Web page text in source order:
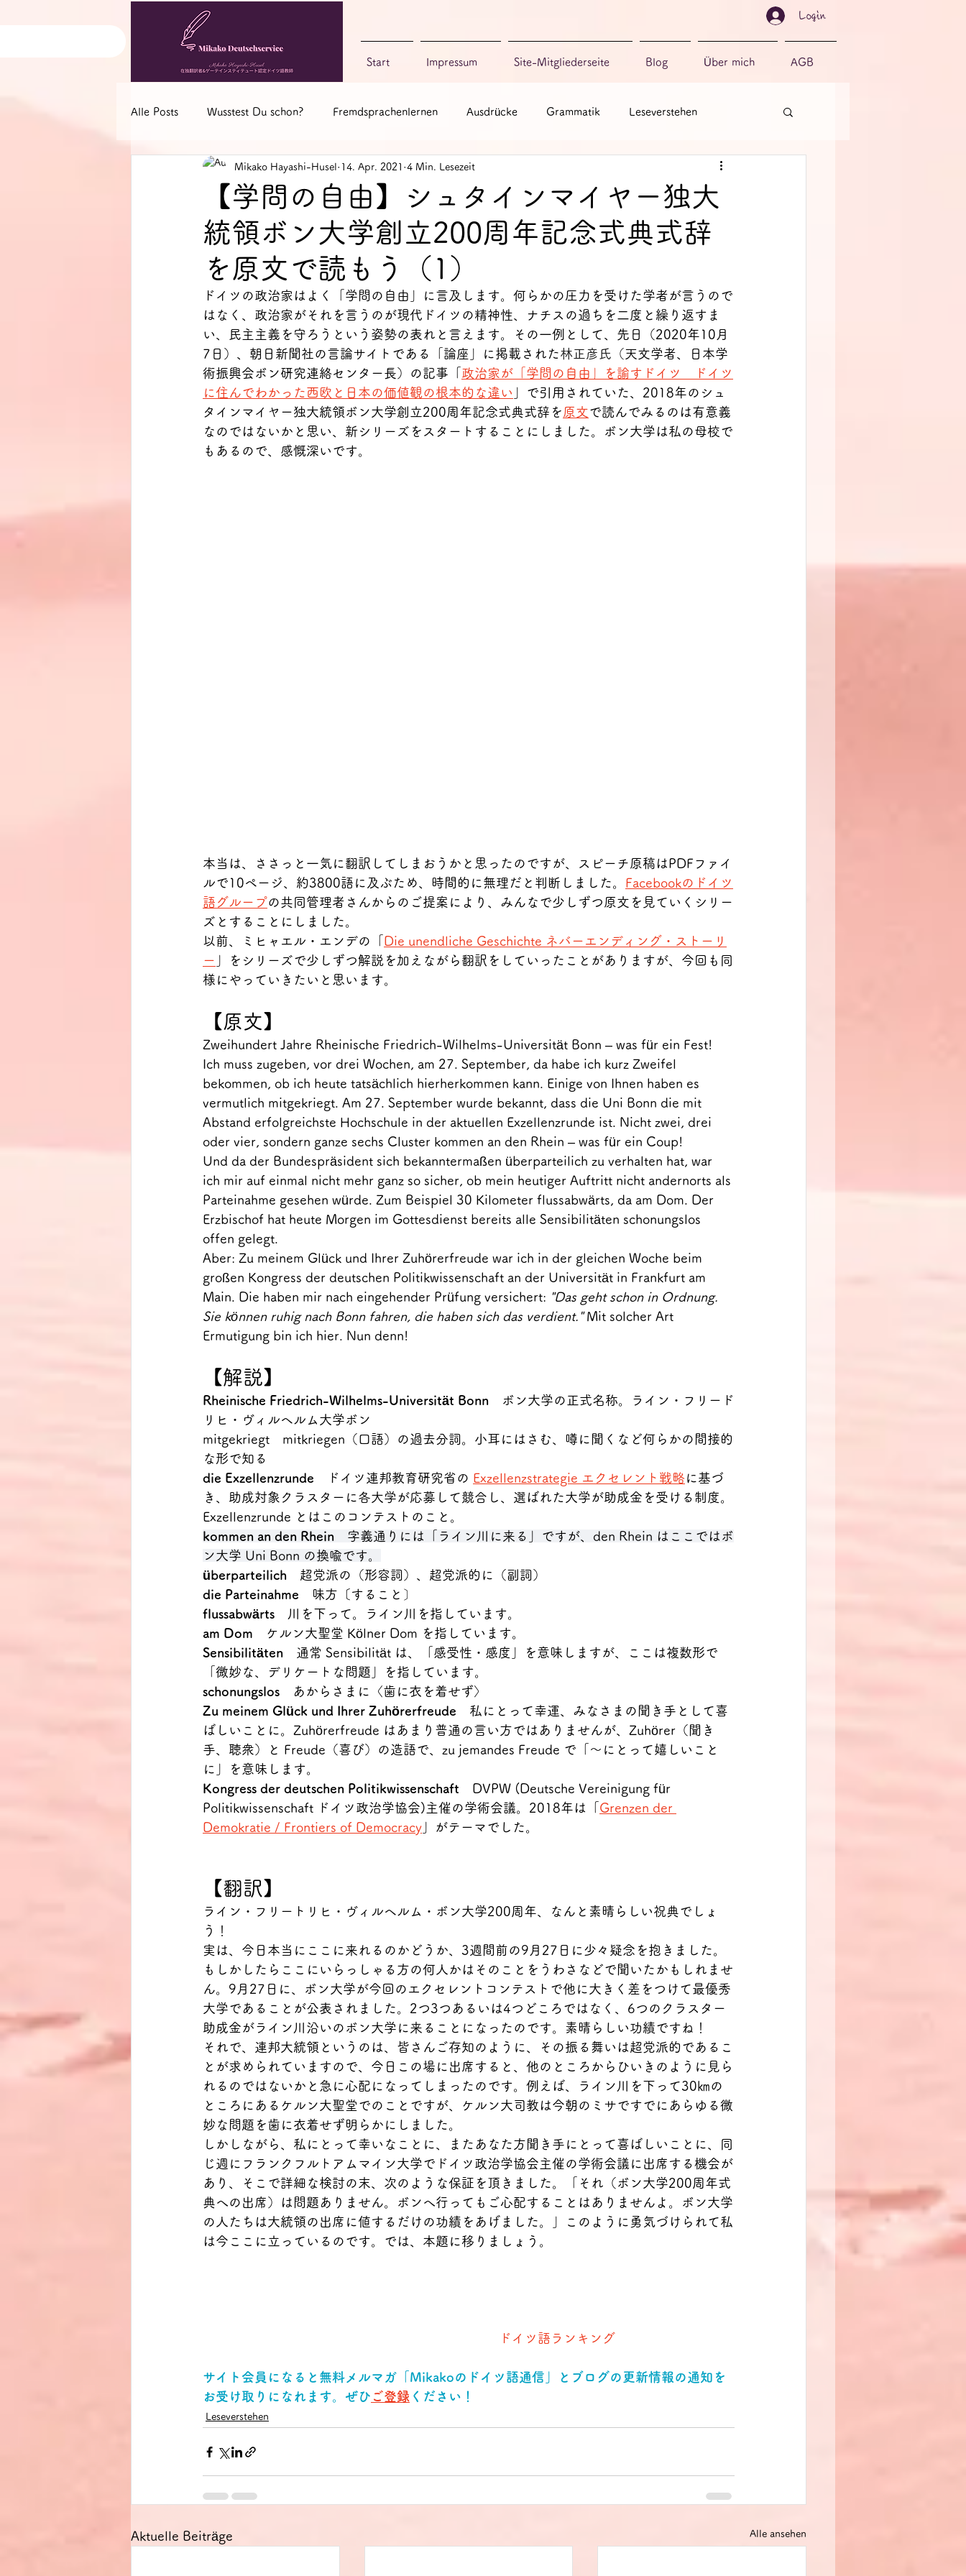
Alle Posts Wusstest Du schon? Fremdsprachenlernen Ausdrücke Grammatik Leseverstehen
Deutsch-Nachrichten Deutsch zum Singen Bücher & Blogs
【学問の自由】シュタインマイヤー独大
統領ボン大学創立200周年記念式典式辞
を原文で読もう（1）
Mikako Hayashi-Husel 14. Apr. 2021 4 Min. Lesezeit
ドイツの政治家はよく「学問の自由」に言及します。何らかの圧力を受けた学者が言うので
はなく、政治家がそれを言うのが現代ドイツの精神性、ナチスの過ちを二度と繰り返すま
い、民主主義を守ろうという姿勢の表れと言えます。その一例として、先日（2020年10月
7日）、朝日新聞社の言論サイトである「論座」に掲載された林正彦氏（天文学者、日本学
術振興会ボン研究連絡センター長）の記事「 政治家が「学問の自由」を諭すドイツ　ドイツ
に住んでわかった西欧と日本の価値観の根本的な違い
」で引用されていた、2018年のシュ
タインマイヤー独大統領ボン大学創立200周年記念式典式辞を 原文で読んでみるのは有意義
なのではないかと思い、新シリーズをスタートすることにしました。ボン大学は私の母校で
もあるので、感慨深いです。
本当は、ささっと一気に翻訳してしまおうかと思ったのですが、スピーチ原稿はPDFファイ
ルで10ページ、約3800語に及ぶため、時間的に無理だと判断しました。 Facebookのドイツ
語グループの共同管理者さんからのご提案により、みんなで少しずつ原文を見ていくシリー
ズとすることにしました。
以前、ミヒャエル・エンデの「 Die unendliche Geschichte ネバーエンディング・ストーリ
ー
」をシリーズで少しずつ解説を加えながら翻訳をしていったことがありますが、今回も同
様にやっていきたいと思います。
【原文】
Zweihundert Jahre Rheinische Friedrich-Wilhelms-Universität Bonn – was für ein Fest!
Ich muss zugeben, vor drei Wochen, am 27. September, da habe ich kurz Zweifel
bekommen, ob ich heute tatsächlich hierherkommen kann. Einige von Ihnen haben es
vermutlich mitgekriegt. Am 27. September wurde bekannt, dass die Uni Bonn die mit
Abstand erfolgreichste Hochschule in der aktuellen Exzellenzrunde ist. Nicht zwei, drei
oder vier, sondern ganze sechs Cluster kommen an den Rhein – was für ein Coup!
Und da der Bundespräsident sich bekanntermaßen überparteilich zu verhalten hat, war
ich mir auf einmal nicht mehr ganz so sicher, ob mein heutiger Auftritt nicht andernorts als
Parteinahme gesehen würde. Zum Beispiel 30 Kilometer flussabwärts, da am Dom. Der
Erzbischof hat heute Morgen im Gottesdienst bereits alle Sensibilitäten schonungslos
offen gelegt.
Aber: Zu meinem Glück und Ihrer Zuhörerfreude war ich in der gleichen Woche beim
großen Kongress der deutschen Politikwissenschaft an der Universität in Frankfurt am
Main. Die haben mir nach eingehender Prüfung versichert: "Das geht schon in Ordnung.
Sie können ruhig nach Bonn fahren, die haben sich das verdient." Mit solcher Art
Ermutigung bin ich hier. Nun denn!
【解説】
Rheinische Friedrich-Wilhelms-Universität Bonn
ボン大学の正式名称。ライン・フリード
リヒ・ヴィルヘルム大学ボン
mitgekriegt　mitkriegen（口語）の過去分詞。小耳にはさむ、噂に聞くなど何らかの間接的
な形で知る
die Exzellenzrunde
ドイツ連邦教育研究省の Exzellenzstrategie エクセレント戦略 に基づ
き、助成対象クラスターに各大学が応募して競合し、選ばれた大学が助成金を受ける制度。
Exzellenzrunde とはこのコンテストのこと。
kommen an den Rhein 字義通りには「ライン川に来る」ですが、 den Rhein はここではボ
ン大学 Uni Bonn の換喩です。
überparteilich 超党派の（形容詞）、超党派的に（副詞）
die Parteinahme 味方〔すること〕
flussabwärts
川を下って。ライン川を指しています。
am Dom ケルン大聖堂 Kölner Dom を指しています。
Sensibilitäten 通常 Sensibilität は、「感受性・感度」を意味しますが、ここは複数形で
「微妙な、デリケートな問題」を指しています。
schonungslos
あからさまに〈歯に衣を着せず〉
Zu meinem Glück und Ihrer Zuhörerfreude 私にとって幸運、みなさまの聞き手として喜
ばしいことに。Zuhörerfreude はあまり普通の言い方ではありませんが、Zuhörer（聞き
手、聴衆）と Freude（喜び）の造語で、zu jemandes Freude で「～にとって嬉しいこと
に」を意味します。
Kongress der deutschen Politikwissenschaft DVPW (Deutsche Vereinigung für
Politikwissenschaft ドイツ政治学協会)主催の学術会議。2018年は「 Grenzen der
Demokratie / Frontiers of Democracy 」がテーマでした。
【翻訳】
ライン・フリートリヒ・ヴィルヘルム・ボン大学200周年、なんと素晴らしい祝典でしょ
う！
実は、今日本当にここに来れるのかどうか、3週間前の9月27日に少々疑念を抱きました。
もしかしたらここにいらっしゃる方の何人かはそのことをうわさなどで聞いたかもしれませ
ん。9月27日に、ボン大学が今回のエクセレントコンテストで他に大きく差をつけて最優秀
大学であることが公表されました。2つ3つあるいは4つどころではなく、6つのクラスター
助成金がライン川沿いのボン大学に来ることになったのです。素晴らしい功績ですね！
それで、連邦大統領というのは、皆さんご存知のように、その振る舞いは超党派的であるこ
とが求められていますので、今日この場に出席すると、他のところからひいきのように見ら
れるのではないかと急に心配になってしまったのです。例えば、ライン川を下って30㎞の
ところにあるケルン大聖堂でのことですが、ケルン大司教は今朝のミサですでにあらゆる微
妙な問題を歯に衣着せず明らかにしました。
しかしながら、私にとって幸いなことに、またあなた方聞き手にとって喜ばしいことに、同
じ週にフランクフルトアムマイン大学でドイツ政治学協会主催の学術会議に出席する機会が
あり、そこで詳細な検討の末、次のような保証を頂きました。「それ（ボン大学200周年式
典への出席）は問題ありません。ボンへ行ってもご心配することはありませんよ。ボン大学
の人たちは大統領の出席に値するだけの功績をあげました。」このように勇気づけられて私
は今ここに立っているのです。では、本題に移りましょう。
ドイツ語ランキング
サイト会員になると無料メルマガ「Mikakoのドイツ語通信」とブログの更新情報の通知を
お受け取りになれます。ぜひ ご登録 ください！
Leseverstehen
Aktuelle Beiträge Alle ansehen
Start Impressum Site-Mitgliederseite Blog Über mich AGB
Login